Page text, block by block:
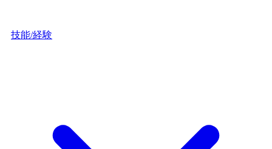
技能/経験